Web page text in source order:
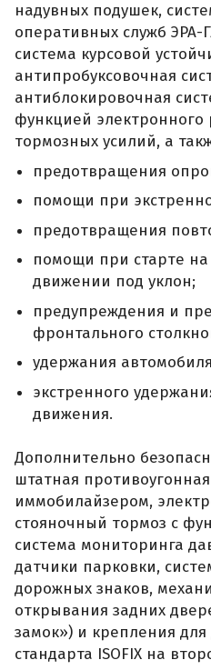
надувных подушек,
оперативных служб ЭРА-
система курсовой
антипробуксовочная
антиблокировочная
функцией электронного
тормозных усилий, а
предотвращения
помощи при
предотвращения
помощи при старте
движении под уклон;
предупреждения и
фронтального
удержания
экстренного
движения.
Дополнительно
штатная
иммобилайзером,
стояночный тормоз с
система мониторинга
датчики парковки,
дорожных знаков,
открывания задних
замок») и крепления для
стандарта ISOFIX на